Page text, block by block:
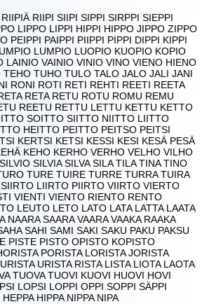
RIIPI SIIPI SIPPI SIRPPI SIEPPI
LIPPO LIPPI HIPPI HIPPO JIPPO ZIPPO
PEIPPI PAIPPI PIIPPI PIPPI DIPPI KIPPI
LUMPIO LUOPIO KUOPIO KOPIO
LAINIO VAINIO VINIO VINO VIENO HIENO
TEHO TUHO TULO TALO JALO JALI JANI
RONI ROTI RETI REHTI REETI REETA
RETA RETU ROTU ROMU REMU
REETU RETTU LETTU KETTU KETTO
SOITTO SIITTO NIITTO LIITTO
HEITTO PEITTO PEITSO PEITSI
KERTSI KETSI KESSI KESI KESÄ PESÄ
KEHO KERHO VERHO VELHO VILHO
SILVIA SILVA SILA TILA TINA TINO
TURE TUIRE TURRE TURRA TUIRA
LIIRTO PIIRTO VIIRTO VIERTO
VIENTI VIENTO RIENTO RENTO
LEUTO LETO LATO LATA LATTA LAATA
NAARA SAARA VAARA VAAKA RAAKA
SAHI SAMI SAKI SAKU PAKU PAKSU
PISTE PISTO OPISTO KOPISTO
PORISTA LORISTA JORISTA
URISTA RISTA LISTA LIOTA LAOTA
TUOVA TUOVI KUOVI HUOVI HOVI
LOPSI LOPPI OPPI SOPPI SÄPPI
HIPPA NIPPA NIPA